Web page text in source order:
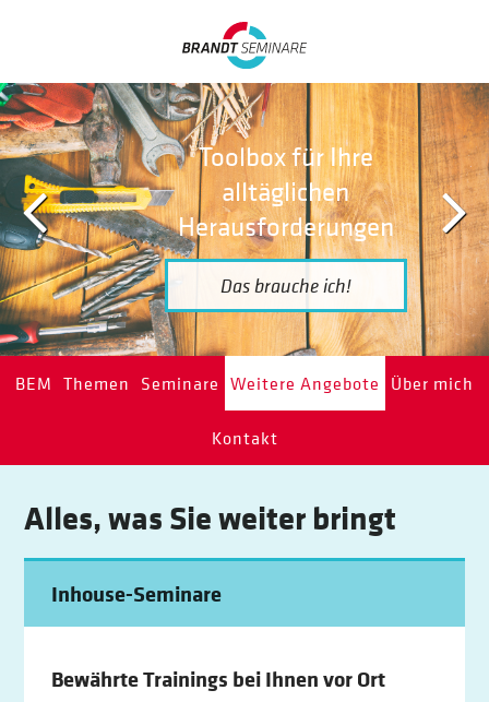
Toolbox für Ihre
alltäglichen
Herausforderungen
Das brauche ich!
BEM Themen Seminare Weitere Angebote Über mich
Kontakt
Alles, was Sie weiter bringt
Inhouse-Seminare
Bewährte Trainings bei Ihnen vor Ort